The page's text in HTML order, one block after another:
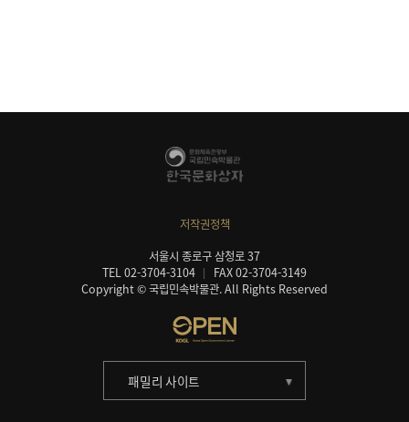
저작권정책
서울시 종로구 삼청로 37
TEL 02-3704-3104
FAX 02-3704-3149
Copyright © 국립민속박물관. All Rights Reserved
패밀리 사이트